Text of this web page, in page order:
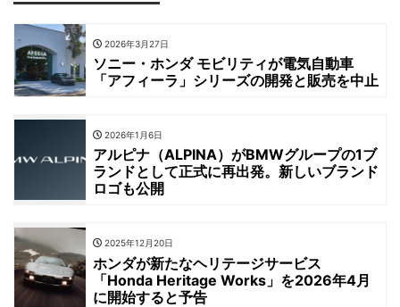
2026年3月27日
ソニー・ホンダ モビリティが電気自動車
「アフィーラ」シリーズの開発と販売を中止
2026年1月6日
アルピナ（ALPINA）がBMWグループの1ブ
ランドとして正式に再出発。新しいブランド
ロゴも公開
2025年12月20日
ホンダが新たなヘリテージサービス
「Honda Heritage Works」を2026年4月
に開始すると予告